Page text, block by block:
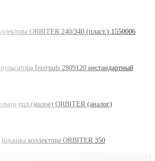
ORBITER 240/340 (пласт.) 1550006
Interpuls 2809120 нестандартный
упл.(малое) ORBITER (аналог)
Крышка коллектора ORBITER 350